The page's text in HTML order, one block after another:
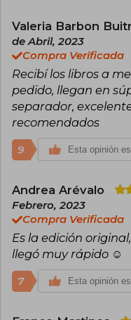
que
(2010).
Los Juegos
un país
obliga a
muerte
por
social y
millones
fue
más
Valeria Barbon
de Abril, 2023
Compra Verificada
Recibí los libros a
pedido, llegan en
separador,
recomendados
9 Esta opinión
Andrea Arévalo
Febrero, 2023
Compra Verificada
Es la edición
llegó muy rápido ☺️
7 Esta opinión